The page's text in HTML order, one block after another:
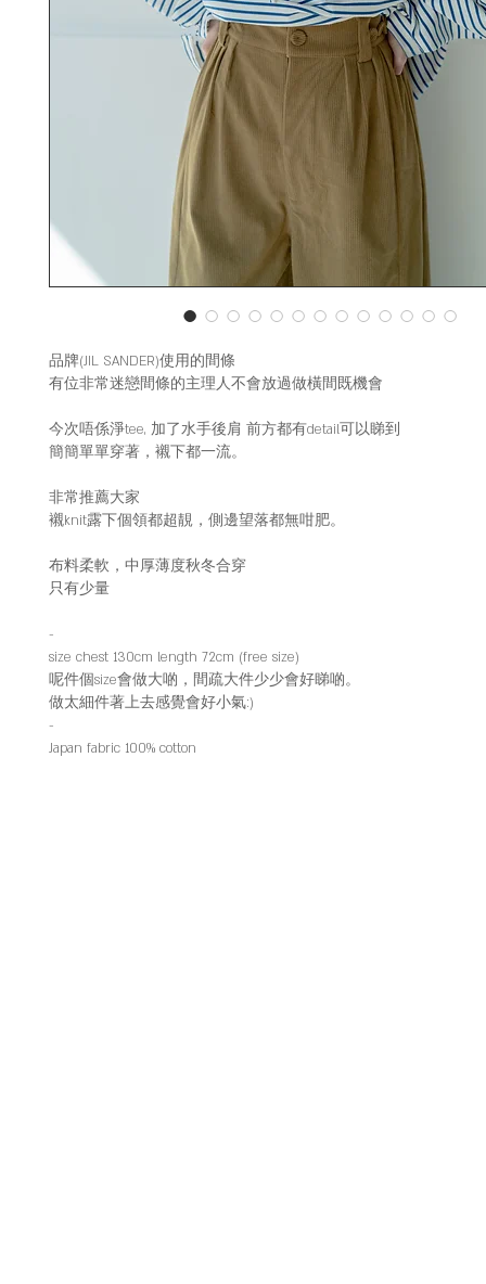
品牌(JIL SANDER)使用的間條
有位非常迷戀間條的主理人不會放過做橫間既機會
今次唔係淨tee, 加了水手後肩 前方都有detail可以睇到
簡簡單單穿著，襯下都一流。
非常推薦大家
襯knit露下個領都超靚，側邊望落都無咁肥。
布料柔軟，中厚薄度秋冬合穿
只有少量
-
size chest 130cm length 72cm (free size)
呢件個size會做大啲，間疏大件少少會好睇啲。
做太細件著上去感覺會好小氣:)
-
Japan fabric 100% cotton